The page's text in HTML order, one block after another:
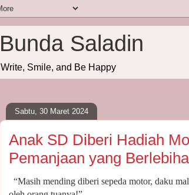
Bunda Saladin
Write, Smile, and Be Happy
Sabtu, 30 Maret 2024
Anak SD Diberi Hadiah
Pemanjaan yang
“Masih mending diberi sepeda motor, daku